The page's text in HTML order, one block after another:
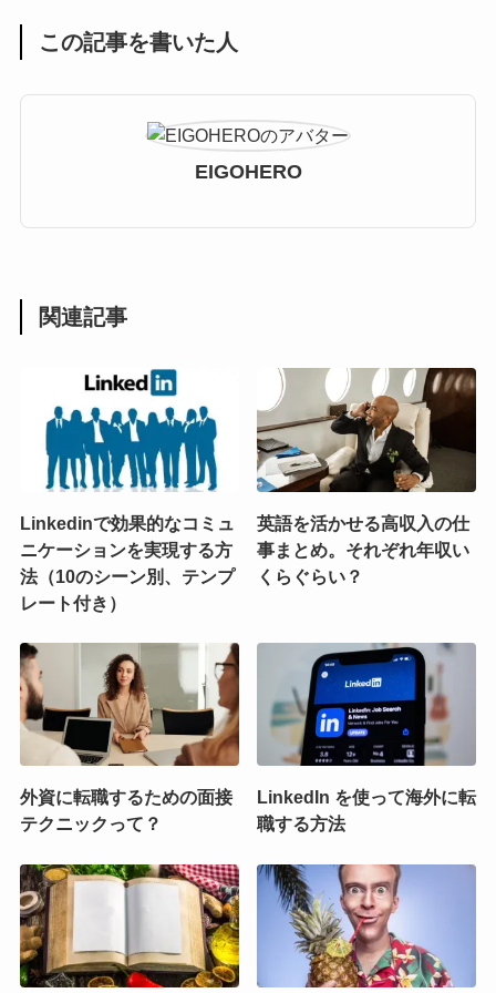
この記事を書いた人
EIGOHERO
関連記事
Linkedinで効果的なコミュ
ニケーションを実現する方
法（10のシーン別、テンプ
レート付き）
英語を活かせる高収入の仕
事まとめ。それぞれ年収い
くらぐらい？
外資に転職するための面接
テクニックって？
LinkedIn を使って海外に転
職する方法